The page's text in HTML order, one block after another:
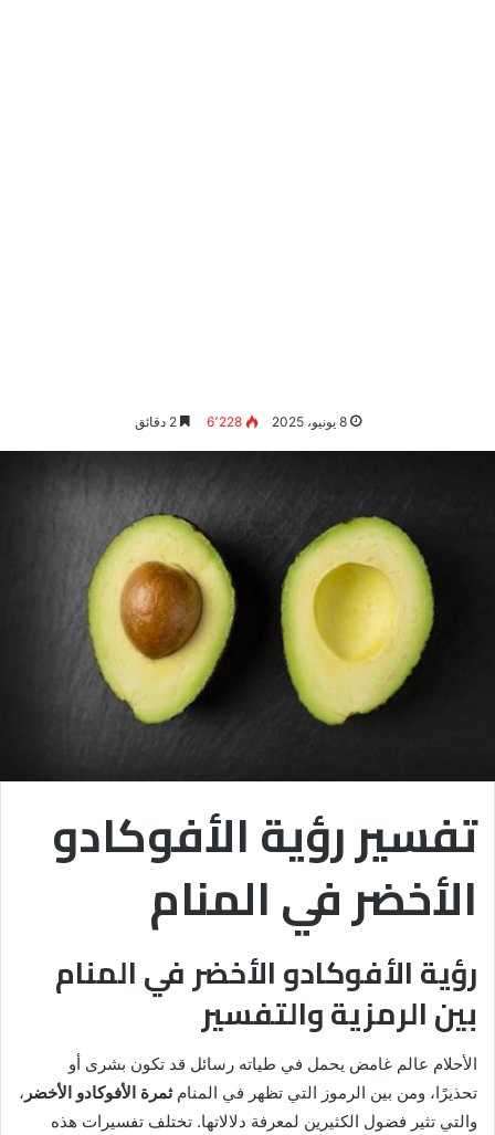
8 يونيو، 2025 6٬228 2 دقائق
تفسير رؤية الأفوكادو
الأخضر في المنام
رؤية الأفوكادو الأخضر في المنام
بين الرمزية والتفسير
الأحلام عالم غامض يحمل في طياته رسائل قد تكون بشرى أو
تحذيرًا، ومن بين الرموز التي تظهر في المنامثمرة الأفوكادو الأخضر ،
والتي تثير فضول الكثيرين لمعرفة دلالاتها. تختلف تفسيرات هذه